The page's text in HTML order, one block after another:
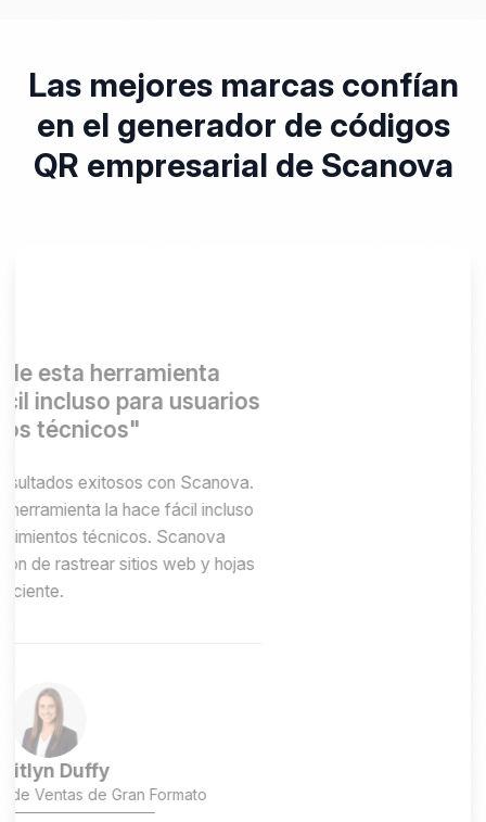
Las mejores marcas confían
en el generador de códigos
QR empresarial de Scanova
"Scanova nos ayuda a crear
rápidamente códigos QR para múltiples
usos"
Permite al equipo acceder, administrar, crear y
Líder de medios de rendimiento